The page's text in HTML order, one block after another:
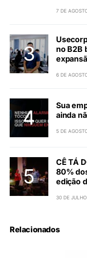
7 DE
no B2B
6 DE
Sua
ainda
5 DE
CÊ TÁ
80%
edição
30 DE
Relacionados